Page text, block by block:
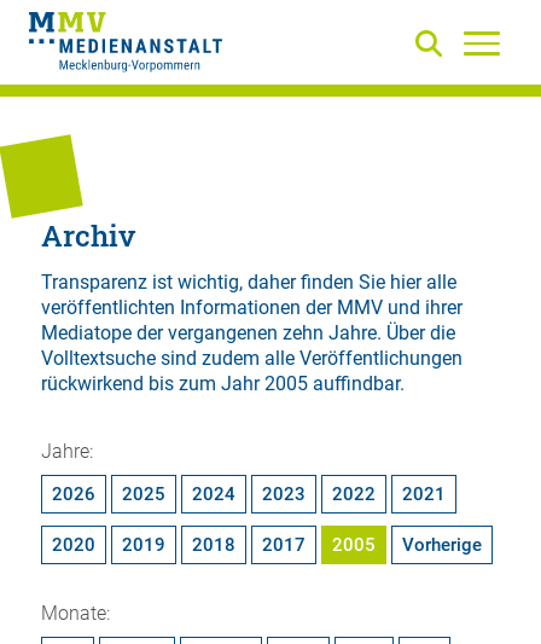
Archiv
Transparenz ist wichtig, daher finden Sie hier alle
veröffentlichten Informationen der MMV und ihrer
Mediatope der vergangenen zehn Jahre. Über die
Volltextsuchesind zudem alle Veröffentlichungen
rückwirkend bis zum Jahr 2005 auffindbar.
Jahre:
2026 2025 2024 2023 2022 2021
2020 2019 2018 2017 2005 Vorherige
Monate: